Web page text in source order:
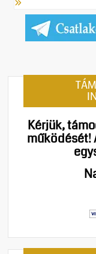
Kérjük,
működését!